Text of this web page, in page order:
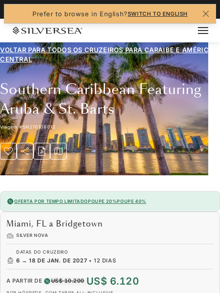
Prefer to browse in English?SWITCH TO ENGLISH
VOLTAR PARA TODOS OS CRUZEIROS PARACARAIBE E AMÉRICA
CENTRAL
Southern Caribbean Featuring
Aruba & St. Barts
Viagem#SN270106012
OFERTA POR TEMPO LIMITADOPOUPE 20%POUPE 40%
Miami, FL a Bridgetown
SILVER NOVA
DATAS DO CRUZEIRO
6 → 18 DE JAN. DE 2027 •12 DIAS
A PARTIR DE US$ 10.200 US$ 6.120